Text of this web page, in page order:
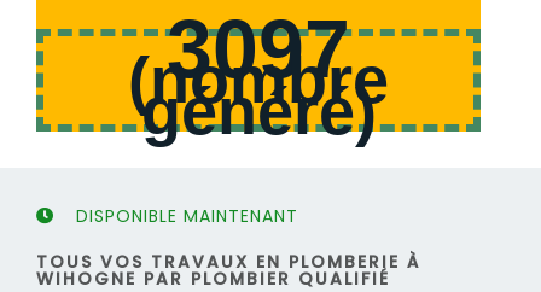
3097
(nombre
généré)
DISPONIBLE MAINTENANT
TOUS VOS TRAVAUX EN PLOMBERIE À
WIHOGNE PAR PLOMBIER QUALIFIÉ